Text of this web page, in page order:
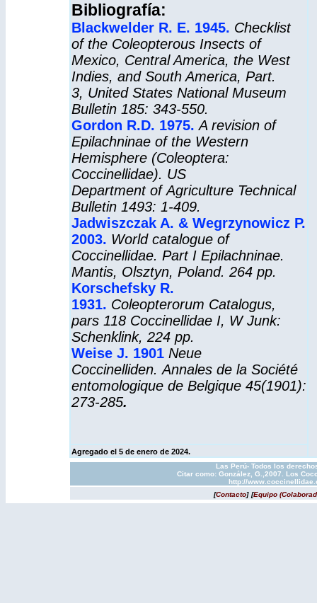
Bibliografía:
Blackwelder R. E. 1945. Checklist
of the Coleopterous Insects of
Mexico, Central America, the West
Indies, and South America, Part.
3, United States National Museum
Bulletin185: 343-550.
Gordon R.D. 1975. A revision of
Epilachninae of the Western
Hemisphere (Coleoptera:
Coccinellidae). US
Department of Agriculture Technical
Bulletin 1493: 1-409.
Jadwiszczak A. & Wegrzynowicz P.
2003. World catalogue of
Coccinellidae. Part I Epilachninae.
Mantis, Olsztyn, Poland. 264 pp.
Korschefsky R.
1931. Coleopterorum Catalogus,
pars 118 Coccinellidae I, W Junk:
Schenklink, 224 pp.
Weise J. 1901 Neue
Coccinelliden.Annalesde la Société
entomologiquede Belgique45(1901):
273-285.
Agregado el 5 de enero de 2024.
Las Perú- Todos los
Citar como: González, G.,2007. Los
http://
[Contacto] [Equipo